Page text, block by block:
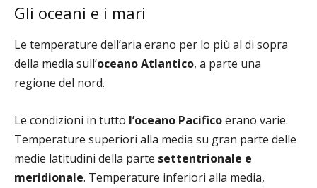
Gli oceani e i mari
Le temperature dell’aria erano per lo più al di sopra
della media sull’oceano Atlantico, a parte una
regione del nord.
Le condizioni in tutto l’oceano Pacificoerano varie.
Temperature superiori alla media su gran parte delle
medie latitudini della parte settentrionale e
meridionale. Temperature inferiori alla media,